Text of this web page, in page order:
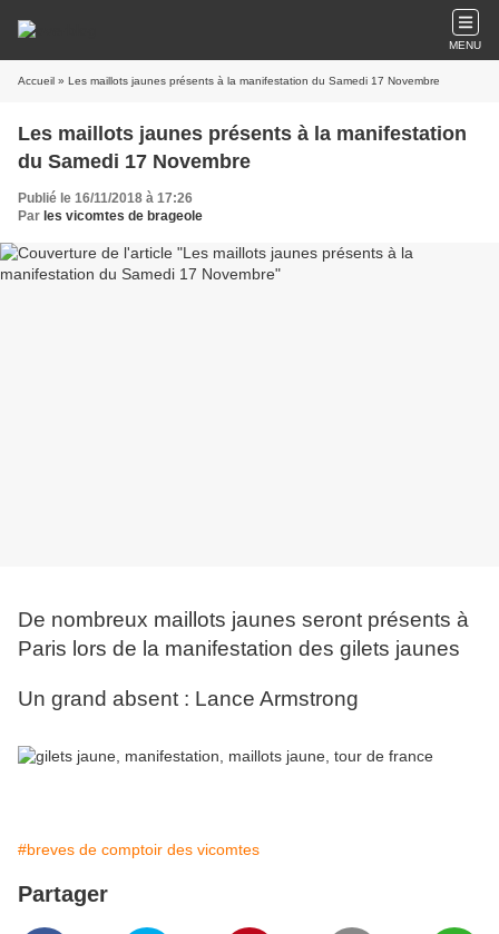
MENU
Accueil » Les maillots jaunes présents à la manifestation du Samedi 17 Novembre
Les maillots jaunes présents à la manifestation
du Samedi 17 Novembre
Publié le 16/11/2018 à 17:26
Par les vicomtes de brageole
De nombreux maillots jaunes seront présents à
Paris lors de la manifestation des gilets jaunes
Un grand absent : Lance Armstrong
#breves de comptoir des vicomtes
Partager